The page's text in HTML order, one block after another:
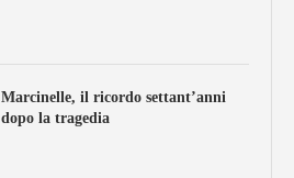
Marcinelle, il ricordo settant’anni
dopo la tragedia